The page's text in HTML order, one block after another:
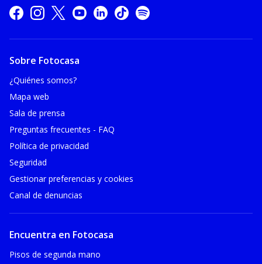
Sobre Fotocasa
¿Quiénes somos?
Mapa web
Sala de prensa
Preguntas frecuentes - FAQ
Política de privacidad
Seguridad
Gestionar preferencias y cookies
Canal de denuncias
Encuentra en Fotocasa
Pisos de segunda mano